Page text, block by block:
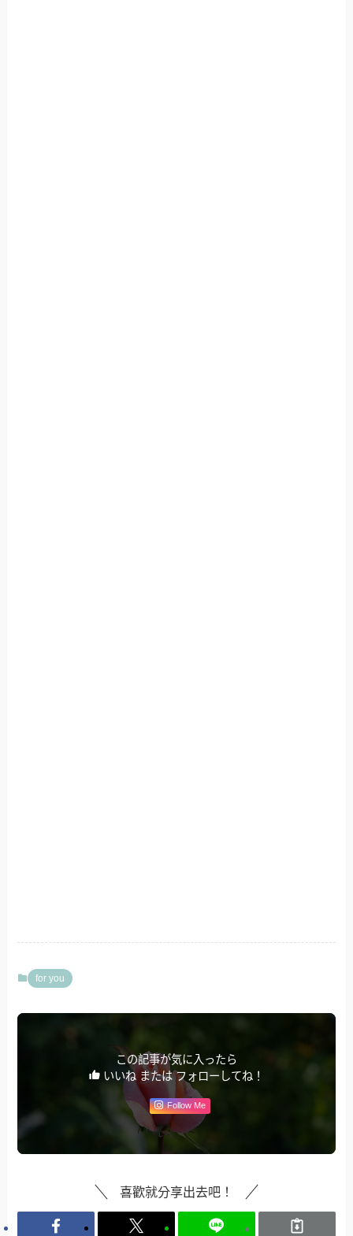
for you
この記事が気に入ったら
いいね または フォローしてね！
Follow Me
喜歡就分享出去吧！